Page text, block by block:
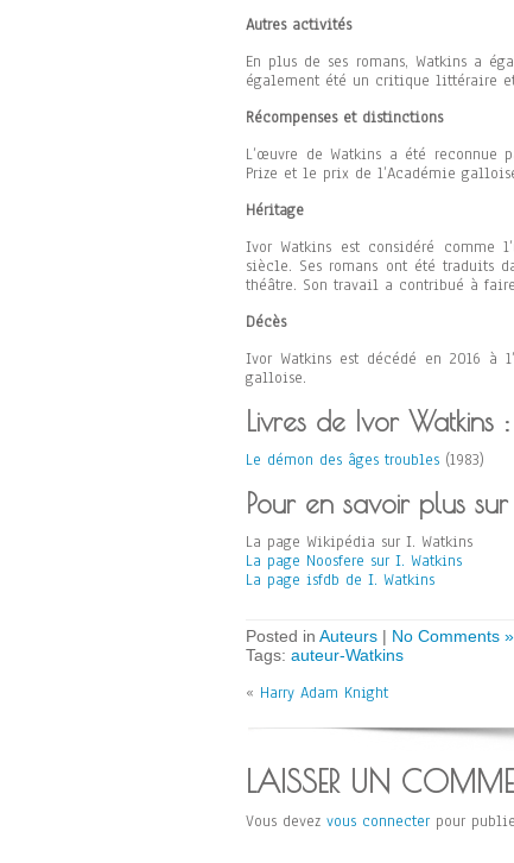
Autres activités
En plus de ses romans, Watkins a
également été un critique littéraire
Récompenses et distinctions
L’œuvre de Watkins a été
Prize et le prix de l’Académie
Héritage
Ivor Watkins est considéré comme
siècle. Ses romans ont été traduits
théâtre. Son travail a contribué à
Décès
Ivor Watkins est décédé en 2016 à
galloise.
Livres de Ivor Watkins :
Le démon des âges troubles (1983)
Pour en savoir plus
La page Wikipédia sur I. Watkins
La page Noosfere sur I. Watkins
La page isfdb de I. Watkins
Posted in Auteurs | No Comments »
Tags: auteur-Watkins
« Harry Adam Knight
LAISSER UN
Vous devez vous connecter pour